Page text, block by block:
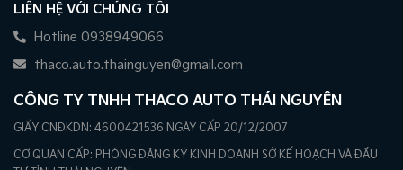
LIÊN HỆ VỚI CHÚNG TÔI
Hotline 0938949066
thaco.auto.thainguyen@gmail.com
CÔNG TY TNHH THACO AUTO THÁI NGUYÊN
GIẤY CNĐKDN: 4600421536 NGÀY CẤP 20/12/2007
CƠ QUAN CẤP: PHÒNG ĐĂNG KÝ KINH DOANH SỞ KẾ HOẠCH VÀ ĐẦU